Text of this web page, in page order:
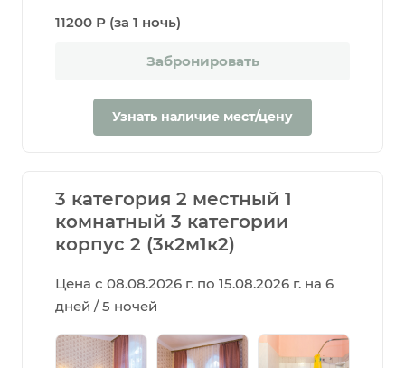
11200 Р (за 1 ночь)
Забронировать
Узнать наличие мест/цену
3 категория 2 местный 1
комнатный 3 категории
корпус 2 (3к2м1к2)
Цена с 08.08.2026 г. по 15.08.2026 г. на 6
дней / 5 ночей